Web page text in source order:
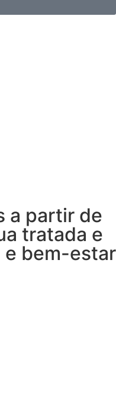
a partir de
tratada e
e bem-estar